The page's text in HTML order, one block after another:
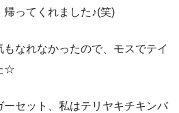
ってくれました♪(笑)
なれなかったので、モスでテイ
☆
セット、私はテリヤキチキンバ